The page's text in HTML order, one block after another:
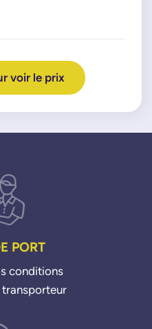
voir le prix
PORT
conditions